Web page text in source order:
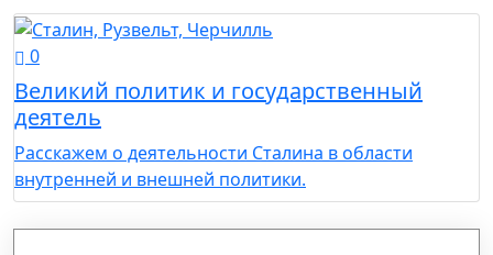
0
Великий политик и государственный
деятель
Расскажем о деятельности Сталина в области
внутренней и внешней политики.